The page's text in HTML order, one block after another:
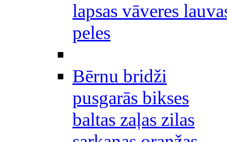
lapsas vāveres
peles
Bērnu bridži
pusgarās bikses
baltas zaļas zilas